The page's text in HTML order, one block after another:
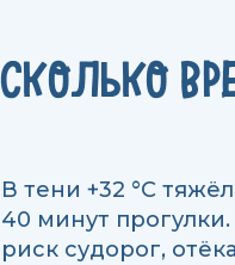
СКОЛЬКО
В тени +32 °C
40 минут
риск судорог,